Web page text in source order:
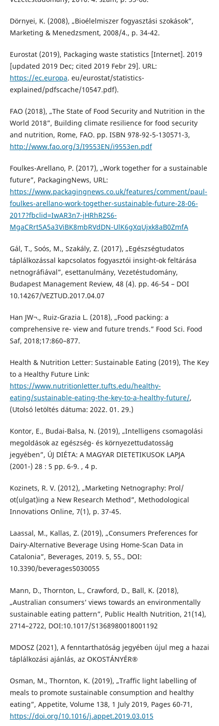
Dörnyei, K. (2008), „Bioélelmiszer fogyasztási szokások”,
Marketing & Menedzsment, 2008/4., p. 34-42.
Eurostat (2019), Packaging waste statistics [Internet]. 2019
[updated 2019 Dec; cited 2019 Febr 29]. URL:
https://ec.europa. eu/eurostat/statistics-
explained/pdfscache/10547.pdf).
FAO (2018), „The State of Food Security and Nutrition in the
World 2018”, Building climate resilience for food security
and nutrition, Rome, FAO. pp. ISBN 978-92-5-130571-3,
http://www.fao.org/3/I9553EN/i9553en.pdf
Foulkes-Arellano, P. (2017), „Work together for a sustainable
future”, PackagingNews, URL:
https://www.packagingnews.co.uk/features/comment/paul-
foulkes-arellano-work-together-sustainable-future-28-06-
2017?fbclid=IwAR3n7-jHRhR2S6-
MgaCRrt5A5a3ViBK8mbRVdDN-UlK6gXqUjxk8aB0ZmfA
Gál, T., Soós, M., Szakály, Z. (2017), „Egészségtudatos
táplálkozással kapcsolatos fogyasztói insight-ok feltárása
netnográfiával”, esettanulmány, Vezetéstudomány,
Budapest Management Review, 48 (4). pp. 46-54 – DOI
10.14267/VEZTUD.2017.04.07
Han JW¬., Ruiz-Grazia L. (2018), „Food packing: a
comprehensive re- view and future trends.” Food Sci. Food
Saf, 2018;17:860–877.
Health & Nutrition Letter: Sustainable Eating (2019), The Key
to a Healthy Future Link:
https://www.nutritionletter.tufts.edu/healthy-
eating/sustainable-eating-the-key-to-a-healthy-future/,
(Utolsó letöltés dátuma: 2022. 01. 29.)
Kontor, E., Budai-Balsa, N. (2019), „Intelligens csomagolási
megoldások az egészség- és környezettudatosság
jegyében”, ÚJ DIÉTA: A MAGYAR DIETETIKUSOK LAPJA
(2001-) 28 : 5 pp. 6-9. , 4 p.
Kozinets, R. V. (2012), „Marketing Netnography: Prol/
ot(ulgat)ing a New Research Method”, Methodological
Innovations Online, 7(1), p. 37-45.
Laassal, M., Kallas, Z. (2019), „Consumers Preferences for
Dairy-Alternative Beverage Using Home-Scan Data in
Catalonia”, Beverages, 2019. 5, 55., DOI:
10.3390/beverages5030055
Mann, D., Thornton, L., Crawford, D., Ball, K. (2018),
„Australian consumers’ views towards an environmentally
sustainable eating pattern”, Public Health Nutrition, 21(14),
2714–2722, DOI:10.1017/S1368980018001192
MDOSZ (2021), A fenntarthatóság jegyében újul meg a hazai
táplálkozási ajánlás, az OKOSTÁNYÉR®
Osman, M., Thornton, K. (2019), „Traffic light labelling of
meals to promote sustainable consumption and healthy
eating”, Appetite, Volume 138, 1 July 2019, Pages 60-71,
https://doi.org/10.1016/j.appet.2019.03.015